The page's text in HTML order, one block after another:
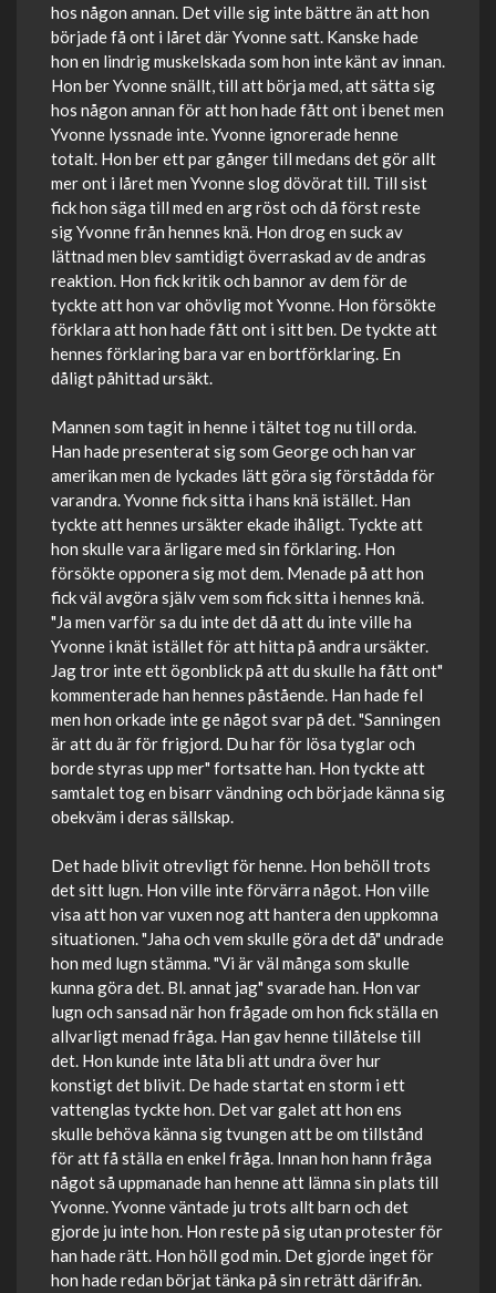
hos någon annan. Det ville sig inte bättre än att hon
började få ont i låret där Yvonne satt. Kanske hade
hon en lindrig muskelskada som hon inte känt av innan.
Hon ber Yvonne snällt, till att börja med, att sätta sig
hos någon annan för att hon hade fått ont i benet men
Yvonne lyssnade inte. Yvonne ignorerade henne
totalt. Hon ber ett par gånger till medans det gör allt
mer ont i låret men Yvonne slog dövörat till. Till sist
fick hon säga till med en arg röst och då först reste
sig Yvonne från hennes knä. Hon drog en suck av
lättnad men blev samtidigt överraskad av de andras
reaktion. Hon fick kritik och bannor av dem för de
tyckte att hon var ohövlig mot Yvonne. Hon försökte
förklara att hon hade fått ont i sitt ben. De tyckte att
hennes förklaring bara var en bortförklaring. En
dåligt påhittad ursäkt.
Mannen som tagit in henne i tältet tog nu till orda.
Han hade presenterat sig som George och han var
amerikan men de lyckades lätt göra sig förstådda för
varandra. Yvonne fick sitta i hans knä istället. Han
tyckte att hennes ursäkter ekade ihåligt. Tyckte att
hon skulle vara ärligare med sin förklaring. Hon
försökte opponera sig mot dem. Menade på att hon
fick väl avgöra själv vem som fick sitta i hennes knä.
"Ja men varför sa du inte det då att du inte ville ha
Yvonne i knät istället för att hitta på andra ursäkter.
Jag tror inte ett ögonblick på att du skulle ha fått ont"
kommenterade han hennes påstående. Han hade fel
men hon orkade inte ge något svar på det. "Sanningen
är att du är för frigjord. Du har för lösa tyglar och
borde styras upp mer" fortsatte han. Hon tyckte att
samtalet tog en bisarr vändning och började känna sig
obekväm i deras sällskap.
Det hade blivit otrevligt för henne. Hon behöll trots
det sitt lugn. Hon ville inte förvärra något. Hon ville
visa att hon var vuxen nog att hantera den uppkomna
situationen. "Jaha och vem skulle göra det då" undrade
hon med lugn stämma. "Vi är väl många som skulle
kunna göra det. Bl. annat jag" svarade han. Hon var
lugn och sansad när hon frågade om hon fick ställa en
allvarligt menad fråga. Han gav henne tillåtelse till
det. Hon kunde inte låta bli att undra över hur
konstigt det blivit. De hade startat en storm i ett
vattenglas tyckte hon. Det var galet att hon ens
skulle behöva känna sig tvungen att be om tillstånd
för att få ställa en enkel fråga. Innan hon hann fråga
något så uppmanade han henne att lämna sin plats till
Yvonne. Yvonne väntade ju trots allt barn och det
gjorde ju inte hon. Hon reste på sig utan protester för
han hade rätt. Hon höll god min. Det gjorde inget för
hon hade redan börjat tänka på sin reträtt därifrån.